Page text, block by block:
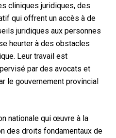
cliniques juridiques, des
qui offrent un accès à de
juridiques aux personnes
heurter à des obstacles
Leur travail est
par des avocats et
le gouvernement provincial
nationale qui œuvre à la
des droits fondamentaux de